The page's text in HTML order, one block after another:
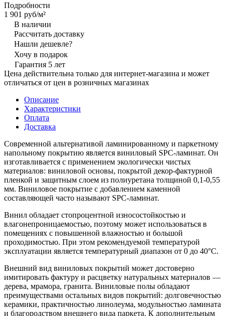
Подробности
1 901 руб/м²
В наличии
Рассчитать доставку
Нашли дешевле?
Хочу в подарок
Гарантия 5 лет
Цена действительна только для интернет-магазина и может
отличаться от цен в розничных магазинах
Описание
Характеристики
Оплата
Доставка
Современной альтернативой ламинированному и паркетному
напольному покрытию является виниловый SPC-ламинат. Он
изготавливается с применением экологически чистых
материалов: виниловой основы, покрытой декор-фактурной
пленкой и защитным слоем из полиуретана толщиной 0,1-0,55
мм. Виниловое покрытие с добавлением каменной
составляющей часто называют SPC-ламинат.
Винил обладает стопроцентной износостойкостью и
влагонепроницаемостью, поэтому может использоваться в
помещениях с повышенной влажностью и большой
проходимостью. При этом рекомендуемой температурой
эксплуатации является температурный диапазон от 0 до 40°С.
Внешний вид виниловых покрытий может достоверно
имитировать фактуру и расцветку натуральных материалов —
дерева, мрамора, гранита. Виниловые полы обладают
преимуществами остальных видов покрытий: долговечностью
керамики, практичностью линолеума, модульностью ламината
и благородством внешнего вида паркета. К дополнительным